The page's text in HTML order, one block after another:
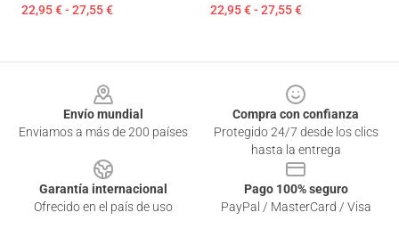
22,95 € - 27,55 € 22,95 € - 27,55 €
Envío mundial
Enviamos a más de 200 países
Compra con confianza
Protegido 24/7 desde los clics
hasta la entrega
Garantía internacional
Ofrecido en el país de uso
Pago 100% seguro
PayPal / MasterCard / Visa